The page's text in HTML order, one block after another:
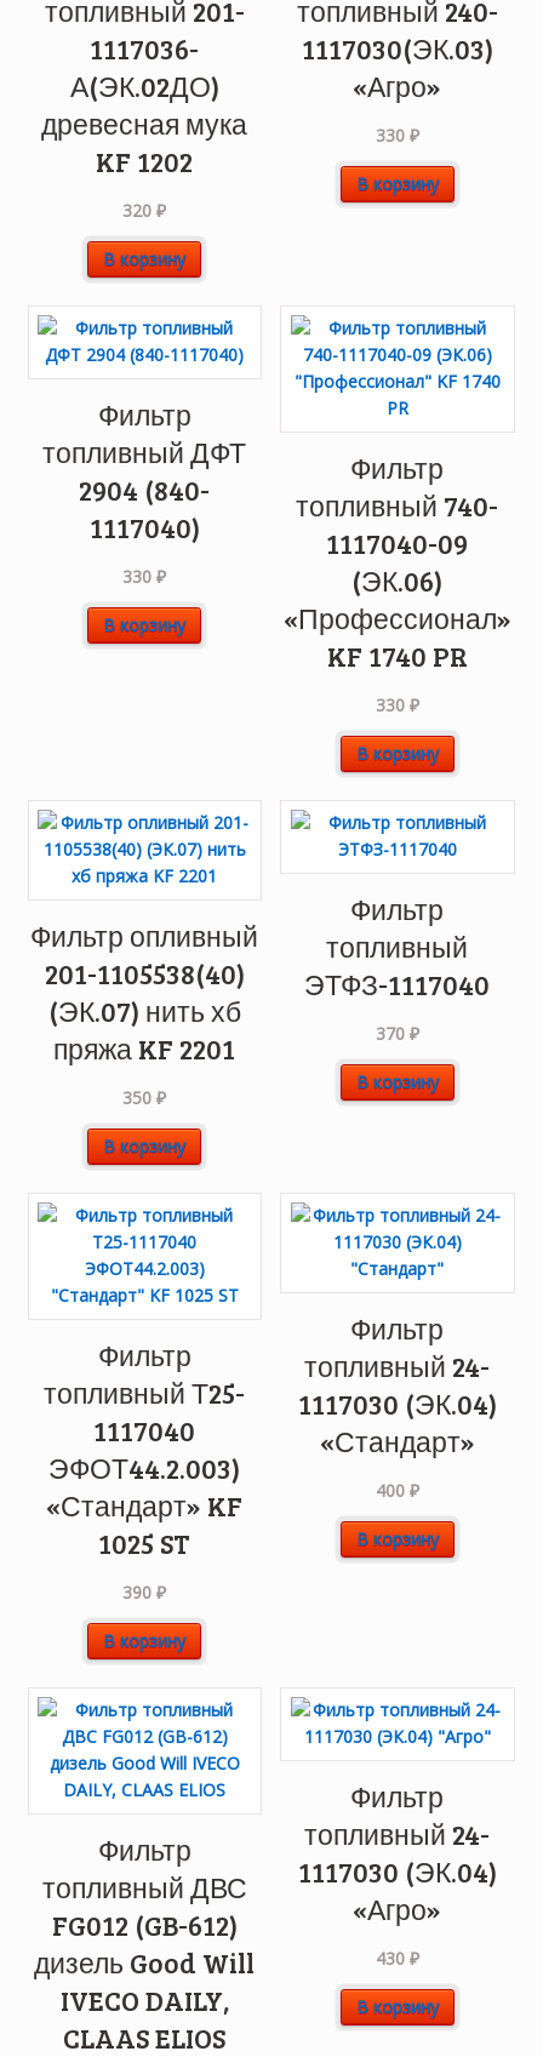
топливный 201-
1117036-
А(ЭК.02ДО)
древесная мука
KF 1202
320₽
В корзину
топливный 240-
1117030(ЭК.03)
«Агро»
330 ₽
В корзину
Фильтр
топливный ДФТ
2904 (840-
1117040)
330₽
В корзину
Фильтр
топливный 740-
1117040-09
(ЭК.06)
«Профессионал»
KF 1740 PR
330 ₽
В корзину
Фильтр опливный
201-1105538(40)
(ЭК.07) нить хб
пряжа KF 2201
350₽
В корзину
Фильтр
топливный
ЭТФЗ-1117040
370 ₽
В корзину
Фильтр
топливный Т25-
1117040
ЭФОТ44.2.003)
«Стандарт» KF
1025 ST
390₽
В корзину
Фильтр
топливный 24-
1117030 (ЭК.04)
«Стандарт»
400 ₽
В корзину
Фильтр
топливный ДВС
FG012 (GB-612)
дизель Good Will
IVECO DAILY,
CLAAS ELIOS
Фильтр
топливный 24-
1117030 (ЭК.04)
«Агро»
430 ₽
В корзину